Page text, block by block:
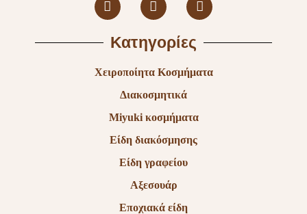
Κατηγορίες
Χειροποίητα Κοσμήματα
Διακοσμητικά
Miyuki κοσμήματα
Είδη διακόσμησης
Είδη γραφείου
Αξεσουάρ
Εποχιακά είδη